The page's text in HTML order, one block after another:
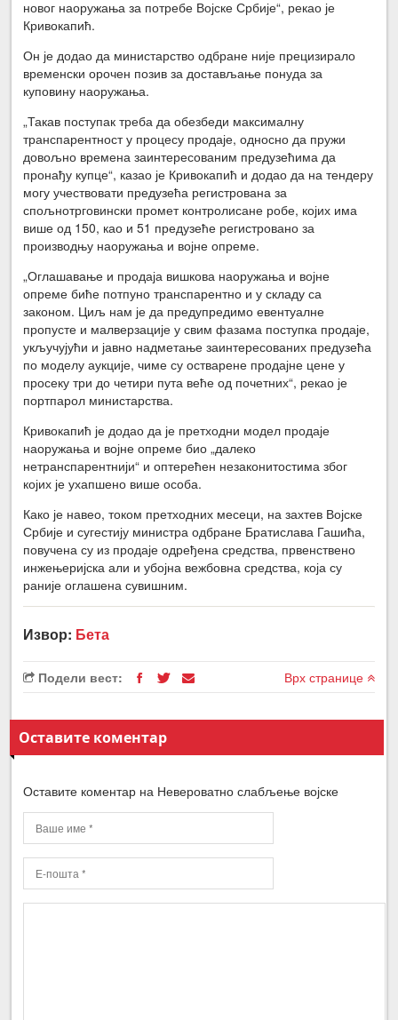
новог наоружања за потребе Војске Србије“, рекао је
Кривокапић.
Он је додао да министарство одбране није прецизирало
временски орочен позив за достављање понуда за
куповину наоружања.
„Такав поступак треба да обезбеди максималну
транспарентност у процесу продаје, односно да пружи
довољно времена заинтересованим предузећима да
пронађу купце“, казао је Кривокапић и додао да на тендеру
могу учествовати предузећа регистрована за
спољнотрговински промет контролисане робе, којих има
више од 150, као и 51 предузеће регистровано за
производњу наоружања и војне опреме.
„Оглашавање и продаја вишкова наоружања и војне
опреме биће потпуно транспарентно и у складу са
законом. Циљ нам је да предупредимо евентуалне
пропусте и малверзације у свим фазама поступка продаје,
укључујући и јавно надметање заинтересованих предузећа
по моделу аукције, чиме су остварене продајне цене у
просеку три до четири пута веће од почетних“, рекао је
портпарол министарства.
Кривокапић је додао да је претходни модел продаје
наоружања и војне опреме био „далеко
нетранспарентнији“ и оптерећен незаконитостима због
којих је ухапшено више особа.
Како је навео, током претходних месеци, на захтев Војске
Србије и сугестију министра одбране Братислава Гашића,
повучена су из продаје одређена средства, првенствено
инжењеријска али и убојна вежбовна средства, која су
раније оглашена сувишним.
Извор: Бета
Подели вест: Врх странице
Оставите коментар
Оставите коментар на Невероватно слабљење војске